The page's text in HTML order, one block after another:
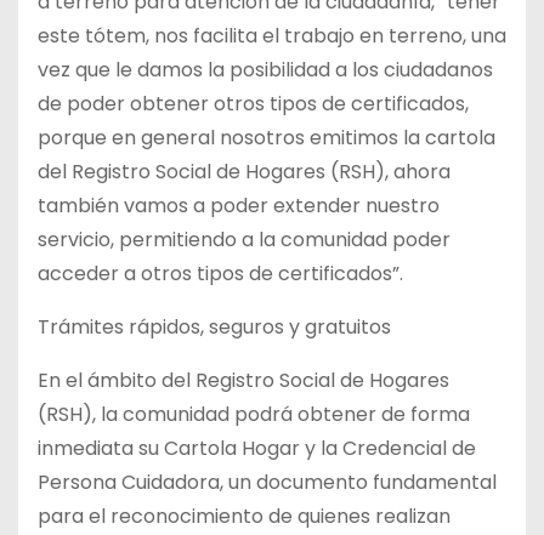
este tótem, nos facilita el trabajo en terreno, una
vez que le damos la posibilidad a los ciudadanos
de poder obtener otros tipos de certificados,
porque en general nosotros emitimos la cartola
del Registro Social de Hogares (RSH), ahora
también vamos a poder extender nuestro
servicio, permitiendo a la comunidad poder
acceder a otros tipos de certificados”.
Trámites rápidos, seguros y gratuitos
En el ámbito del Registro Social de Hogares
(RSH), la comunidad podrá obtener de forma
inmediata su Cartola Hogar y la Credencial de
Persona Cuidadora, un documento fundamental
para el reconocimiento de quienes realizan